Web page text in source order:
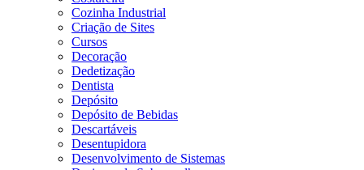
Cozinha Industrial
Criação de Sites
Cursos
Decoração
Dedetização
Dentista
Depósito
Depósito de Bebidas
Descartáveis
Desentupidora
Desenvolvimento de Sistemas